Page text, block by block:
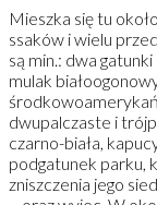
Mieszka się tu
ssaków i wielu
są min.: dwa
mulak
dwupalczaste i
czarno-biała,
podgatunek parku,
zniszczenia jego